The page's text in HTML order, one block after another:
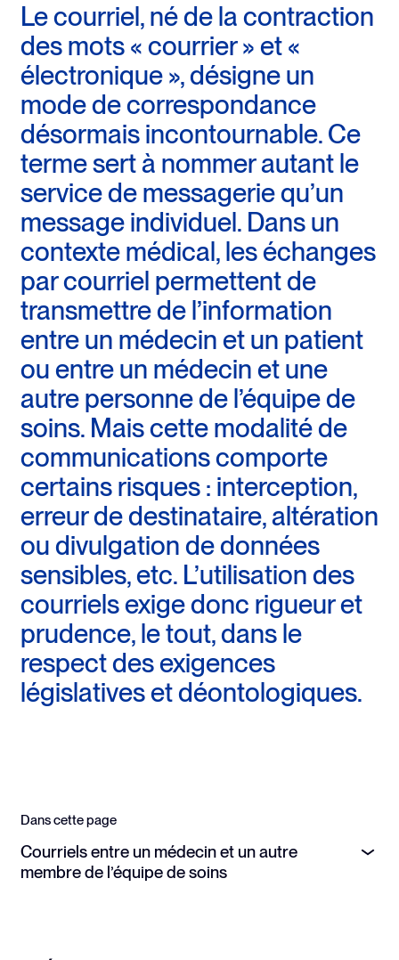
Le courriel, né de la contraction
des mots « courrier » et «
électronique », désigne un
mode de correspondance
désormais incontournable. Ce
terme sert à nommer autant le
service de messagerie qu’un
message individuel. Dans un
contexte médical, les échanges
par courriel permettent de
transmettre de l’information
entre un médecin et un patient
ou entre un médecin et une
autre personne de l’équipe de
soins. Mais cette modalité de
communications comporte
certains risques : interception,
erreur de destinataire, altération
ou divulgation de données
sensibles, etc. L’utilisation des
courriels exige donc rigueur et
prudence, le tout, dans le
respect des exigences
législatives et déontologiques.
Dans cette page
Courriels entre un médecin et un autre
membre de l’équipe de soins